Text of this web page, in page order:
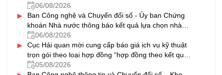
Nguyễn Viết Xuân, Hà Đông, Hà Nội năm 2027-
2028
06/08/2026
▸
Ban Công nghệ và Chuyển đổi số - Ủy ban Chứng
khoán Nhà nước thông báo kết quả lựa chọn nhà
thầu gói thầu “Thuê dịch vụ phần mềm gửi tin nhắn
(SMS) hỗ trợ một số hệ thống CNTT của Ủy ban
Chứng khoán Nhà nước giai đoạn 2026-2029”
06/08/2026
▸
Cục Hải quan mời cung cấp báo giá ịch vụ kỹ thuật
trọn gói theo loại hợp đồng “hợp đồng theo kết quả
đầu ra” cho các máy soi container của ngành Hải
05/08/2026